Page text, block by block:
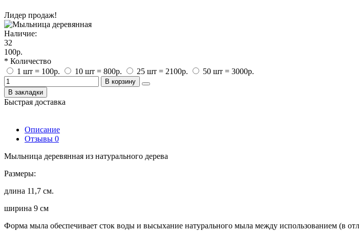
Лидер продаж!
Наличие:
32
100р.
* Количество
1 шт = 100р.
10 шт = 800р. 25 шт = 2100р. 50 шт = 3000р.
В корзину
В закладки
Быстрая доставка
Описание
Отзывы 0
Мыльница деревянная из натурального дерева
Размеры:
длина 11,7 см.
ширина 9 см
Форма мыла обеспечивает сток воды и высыхание натурального мыла между использованием (в